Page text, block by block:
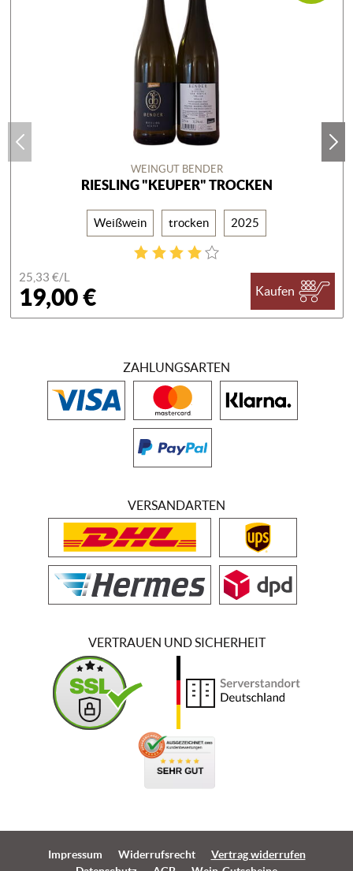
WEINGUT BENDER
RIESLING "KEUPER" TROCKEN
Weißwein trocken 2025
25,33 €/L
19,00 € Kaufen
ZAHLUNGSARTEN
VERSANDARTEN
VERTRAUEN UND SICHERHEIT
Impressum Widerrufsrecht
Vertrag widerrufen